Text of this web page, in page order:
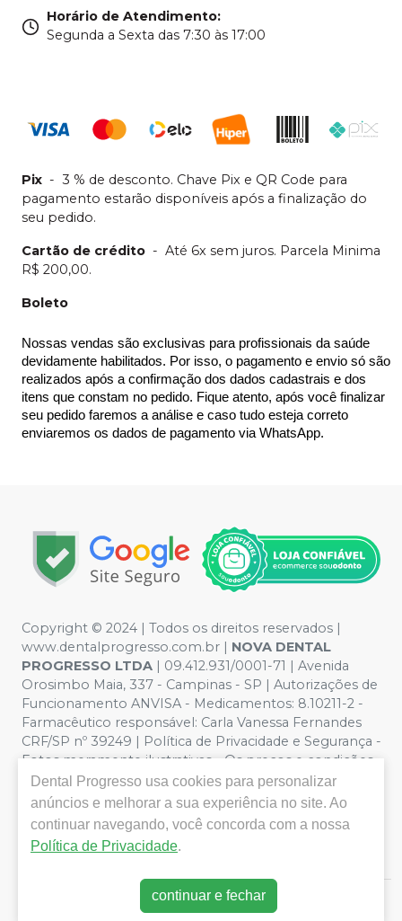
Horário de Atendimento:
Segunda a Sexta das 7:30 às 17:00
Pix - 3 % de desconto. Chave Pix e QR Code para
pagamento estarão disponíveis após a finalização do
seu pedido.
Cartão de crédito - Até 6x sem juros. Parcela Minima
R$ 200,00.
Boleto
Nossas vendas são exclusivas para profissionais da saúde
devidamente habilitados. Por isso, o pagamento e envio só são
realizados após a confirmação dos dados cadastrais e dos
itens que constam no pedido. Fique atento, após você finalizar
seu pedido faremos a análise e caso tudo esteja correto
enviaremos os dados de pagamento via WhatsApp.
Copyright © 2024 | Todos os direitos reservados |
www.dentalprogresso.com.br | NOVA DENTAL
PROGRESSO LTDA | 09.412.931/0001-71 | Avenida
Orosimbo Maia, 337 - Campinas - SP | Autorizações de
Funcionamento ANVISA - Medicamentos: 8.10211-2 -
Farmacêutico responsável: Carla Vanessa Fernandes
CRF/SP nº 39249 | Política de Privacidade e Segurança -
Fotos meramente ilustrativas - Os preços e condições
da loja virtual estão sujeitos a alterações. Em caso de
divergência de preços no site, o valor válido é o do
Carrinho de Compra. Não vendemos por atacado por
isso nos reservamos o direito de não atender compras
de grandes volumes pelo site.
E-commerce produzido por Sou Odonto Ecommerce
Dental Progresso usa cookies para personalizar
anúncios e melhorar a sua experiência no site. Ao
continuar navegando, você concorda com a nossa
Política de Privacidade.
continuar e fechar